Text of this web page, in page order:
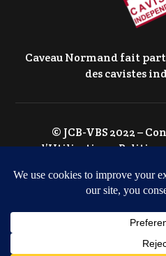
Caveau Normand fait
des cavistes
© JCB-VBS 2022 –
d’Utilisation–